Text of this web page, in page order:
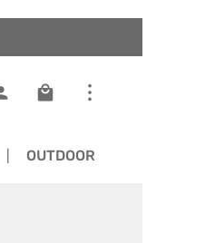
Warenkorb enthält 0
OUTDOOR